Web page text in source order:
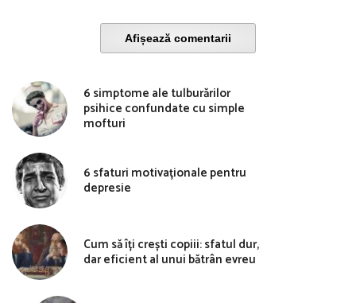
Afișează comentarii
6 simptome ale tulburărilor
psihice confundate cu simple
mofturi
6 sfaturi motivaționale pentru
depresie
Cum să îți crești copiii: sfatul dur,
dar eficient al unui bătrân evreu